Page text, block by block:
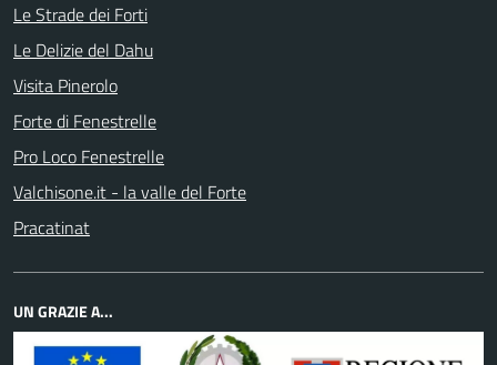
Le Strade dei Forti
Le Delizie del Dahu
Visita Pinerolo
Forte di Fenestrelle
Pro Loco Fenestrelle
Valchisone.it - la valle del Forte
Pracatinat
UN GRAZIE A...